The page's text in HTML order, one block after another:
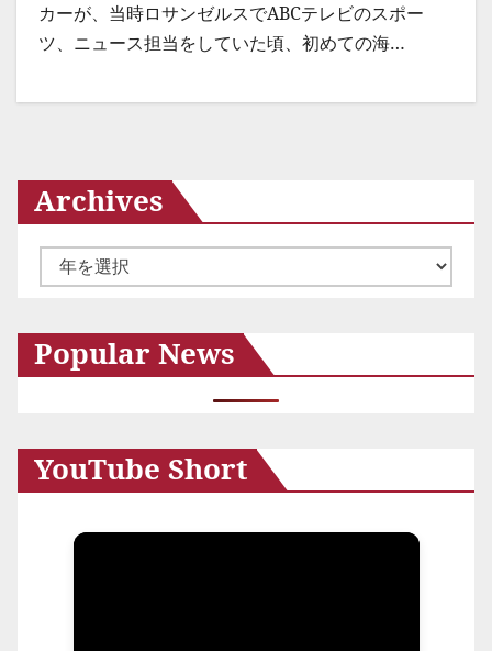
カーが、当時ロサンゼルスでABCテレビのスポー
ツ、ニュース担当をしていた頃、初めての海…
Archives
ー
イ
ブ
Popular News
YouTube Short